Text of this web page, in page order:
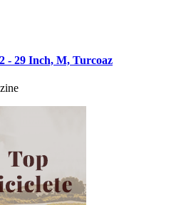
- 29 Inch, M, Turcoaz